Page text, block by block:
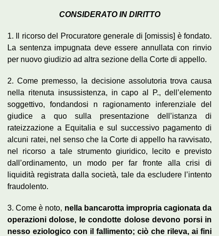
CONSIDERATO IN DIRITTO
1. Il ricorso del Procuratore generale di [omissis] è fondato.
La sentenza impugnata deve essere annullata con rinvio
per nuovo giudizio ad altra sezione della Corte di appello.
2. Come premesso, la decisione assolutoria trova causa
nella ritenuta insussistenza, in capo al P., dell’elemento
soggettivo, fondandosi n ragionamento inferenziale del
giudice a quo sulla presentazione dell’istanza di
rateizzazione a Equitalia e sul successivo pagamento di
alcuni ratei, nel senso che la Corte di appello ha ravvisato,
nel ricorso a tale strumento giuridico, lecito e previsto
dall’ordinamento, un modo per far fronte alla crisi di
liquidità registrata dalla società, tale da escludere l’intento
fraudolento.
3. Come è noto, nella bancarotta impropria cagionata da
operazioni dolose, le condotte dolose devono porsi in
nesso eziologico con il fallimento; ciò che rileva, ai fini